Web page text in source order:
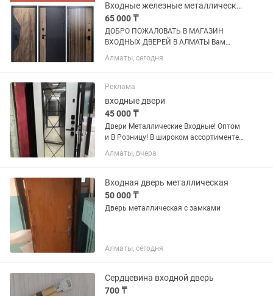
Входные железные металлические стальные двери
65 000 ₸
ДОБРО ПОЖАЛОВАТЬ В МАГАЗИН
ВХОДНЫХ ДВЕРЕЙ В АЛМАТЫ Вам
нужно купить двери в Алматы, но не
хочется ради этого ехать на
строймаркетам? Зачем тратить выхи
день на многочасовые...
Алматы, сегодня
Реклама
входные двери
45 000 ₸
Двери Металлические Входные! Оптом
и В Розницу! В широком ассортименте!
В хорошем качестве! По Низкой цены!
Алматы, вчера
Входная дверь металлическая
50 000 ₸
Дверь металлическая с замками
Алматы, сегодня
Сердцевина входной дверь
700 ₸